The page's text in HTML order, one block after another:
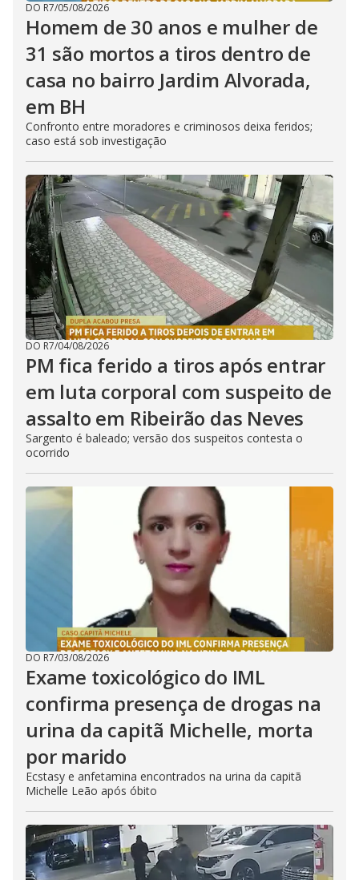
DO R7/05/08/2026
Homem de 30 anos e mulher de
31 são mortos a tiros dentro de
casa no bairro Jardim Alvorada,
em BH
Confronto entre moradores e criminosos deixa feridos;
caso está sob investigação
DO R7/04/08/2026
PM fica ferido a tiros após entrar
em luta corporal com suspeito de
assalto em Ribeirão das Neves
Sargento é baleado; versão dos suspeitos contesta o
ocorrido
DO R7/03/08/2026
Exame toxicológico do IML
confirma presença de drogas na
urina da capitã Michelle, morta
por marido
Ecstasy e anfetamina encontrados na urina da capitã
Michelle Leão após óbito